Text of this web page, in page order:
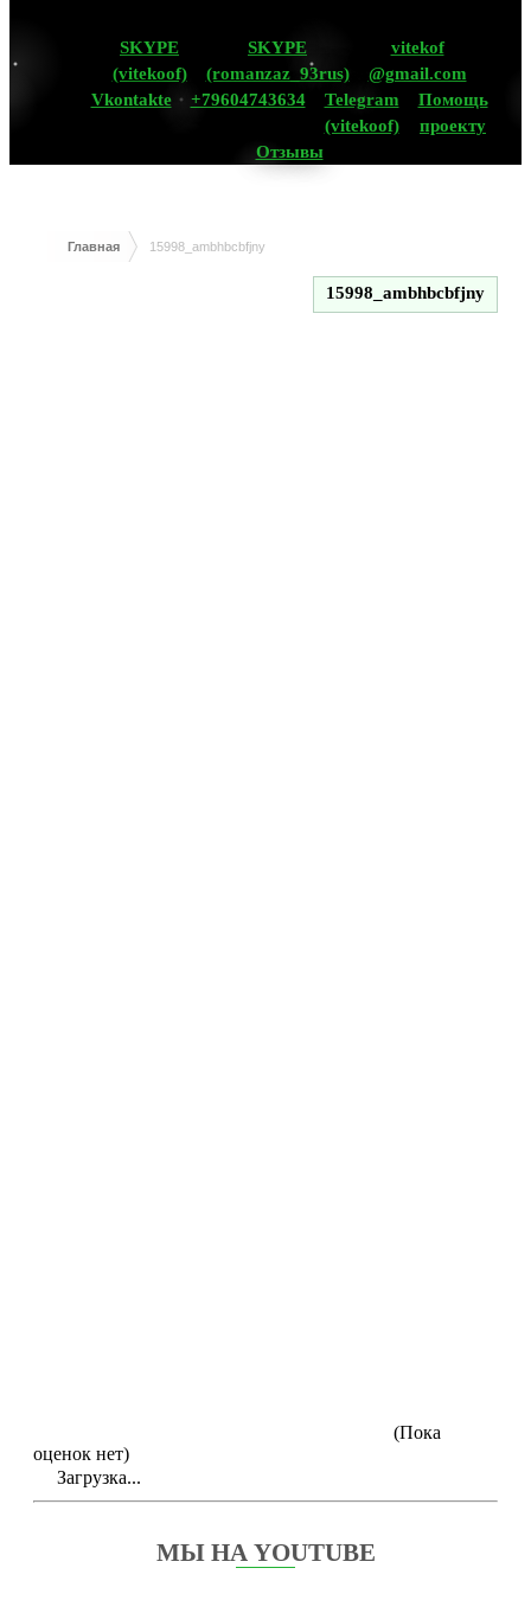
SKYPE
(vitekoof)
SKYPE
(romanzaz_93rus)
vitekof
@gmail.com
Vkontakte
+79604743634
Telegram
(vitekoof)
Помощь
проекту
Отзывы
Главная 15998_ambhbcbfjny
15998_ambhbcbfjny
(Пока
оценок нет)
Загрузка...
МЫ НА YOUTUBE